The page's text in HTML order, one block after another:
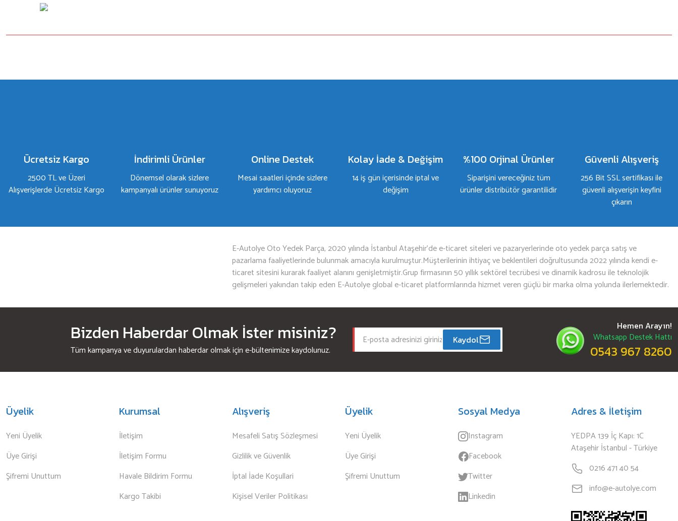
Bu ürüne ilk yorumu siz yapın!
Bu ürüne benzer farklı alternatifler olmalı.
Ücretsiz Kargo
2500 TL ve Üzeri
Alışverişlerde Ücretsiz Kargo
İndirimli Ürünler
Dönemsel olarak sizlere
kampanyalı ürünler sunuyoruz
Online Destek
Mesai saatleri içinde sizlere
yardımcı oluyoruz
Kolay İade & Değişim
14 iş gün içerisinde iptal ve
değişim
%100 Orjinal Ürünler
Siparişini vereceğiniz tüm
ürünler distribütör garantilidir
Güvenli Alışveriş
256 Bit SSL sertifikası ile
güvenli alışverişin keyfini
çıkarın
E-Autolye Oto Yedek Parça, 2020 yılında İstanbul Ataşehir’de e-ticaret siteleri ve pazaryerlerinde oto yedek parça satış ve
pazarlama faaliyetlerinde bulunmak amacıyla kurulmuştur.Müşterilerinin ihtiyaç ve beklentileri doğrultusunda 2022 yılında kendi e-
ticaret sitesini kurarak faaliyet alanını genişletmiştir.Grup firmasının 50 yıllık sektörel tecrübesi ve dinamik kadrosu ile teknolojik
gelişmeleri yakından takip eden E-Autolye global e-ticaret platformlarında hizmet veren güçlü bir marka olma yolunda ilerlemektedir.
Bizden Haberdar Olmak İster misiniz?
Tüm kampanya ve duyurulardan haberdar olmak için e-bültenimize kaydolunuz.
Kaydol
Hemen Arayın!
Whatsapp Destek Hattı
0543 967 8260
Üyelik
Yeni Üyelik
Üye Girişi
Şifremi Unuttum
Kurumsal
İletişim
İletişim Formu
Havale Bildirim Formu
Kargo Takibi
Alışveriş
Mesafeli Satış Sözleşmesi
Gizlilik ve Güvenlik
İptal İade Koşullari
Kişisel Veriler Politikası
Üyelik
Yeni Üyelik
Üye Girişi
Şifremi Unuttum
Sosyal Medya
Instagram
Facebook
Twitter
Linkedin
Adres & İletişim
YEDPA 139 İç Kapı: 1C
Ataşehir İstanbul - Türkiye
0216 471 40 54
info@e-autolye.com